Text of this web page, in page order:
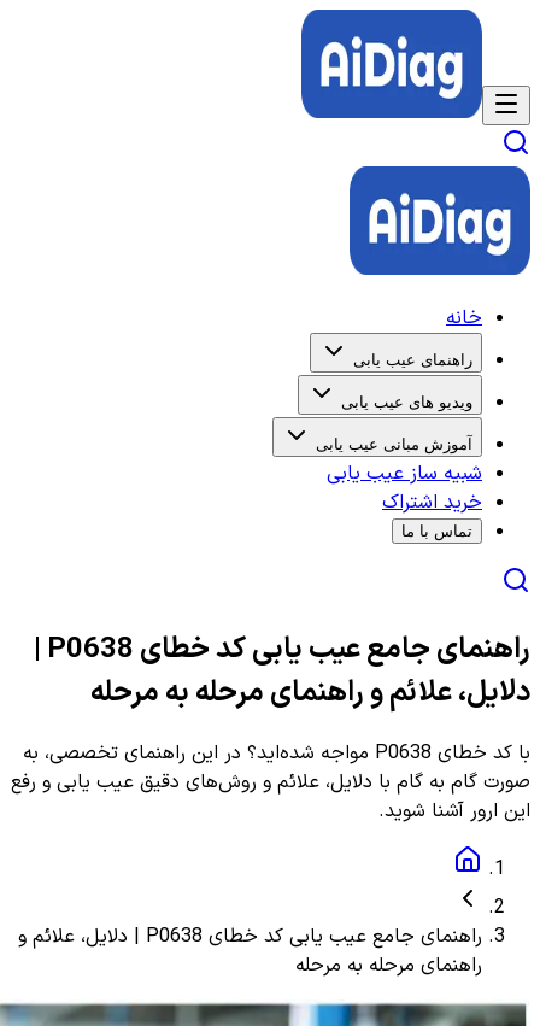
خانه
راهنمای عیب یابی
ویدیو های عیب یابی
آموزش مبانی عیب یابی
شبیه ساز عیب یابی
خرید اشتراک
تماس با ما
راهنمای جامع عیب یابی کد خطای P0638 |
دلایل، علائم و راهنمای مرحله به مرحله
با کد خطای P0638 مواجه شده‌اید؟ در این راهنمای تخصصی، به
صورت گام به گام با دلایل، علائم و روش‌های دقیق عیب یابی و رفع
این ارور آشنا شوید.
راهنمای جامع عیب یابی کد خطای P0638 | دلایل، علائم و
راهنمای مرحله به مرحله